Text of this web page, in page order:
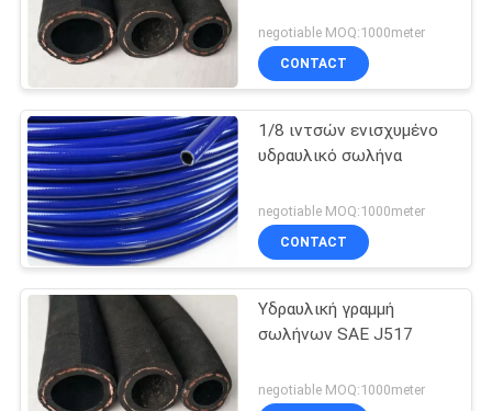
negotiable MOQ:1000meter
CONTACT
1/8 ιντσών ενισχυμένο
υδραυλικό σωλήνα
negotiable MOQ:1000meter
CONTACT
Υδραυλική γραμμή
σωλήνων SAE J517
negotiable MOQ:1000meter